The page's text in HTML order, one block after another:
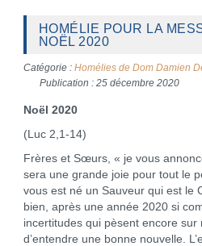
HOMÉLIE POUR LA
NOËL 2020
Catégorie : Homélies de Dom Damien
Publication : 25 décembre 2020
Noël 2020
(Luc 2,1-14)
Frères et Sœurs, « je vous
sera une grande joie pour tout le
vous est né un Sauveur qui est le
bien, après une année 2020 si
incertitudes qui pèsent encore
d’entendre une bonne nouvelle.